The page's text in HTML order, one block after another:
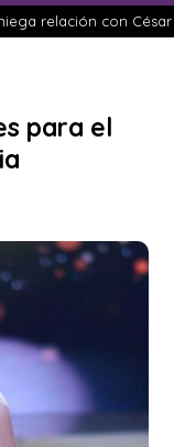
relación con
para el